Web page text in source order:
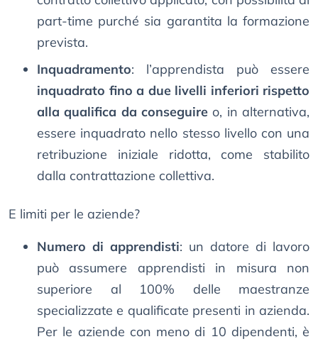
part-time purché sia garantita la formazione
prevista.
Inquadramento: l’apprendista può essere
inquadrato fino a due livelli inferiori rispetto
alla qualifica da conseguire o, in alternativa,
essere inquadrato nello stesso livello con una
retribuzione iniziale ridotta, come stabilito
dalla contrattazione collettiva.
E limiti per le aziende?
Numero di apprendisti: un datore di lavoro
può assumere apprendisti in misura non
superiore al 100% delle maestranze
specializzate e qualificate presenti in azienda.
Per le aziende con meno di 10 dipendenti, è